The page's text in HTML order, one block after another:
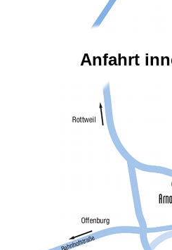
Anfahrt